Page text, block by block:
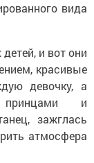
вида
и вот они
красивые
девочку, а
и
зажглась
атмосфера